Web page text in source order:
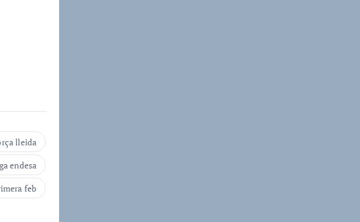
lleida
endesa
feb